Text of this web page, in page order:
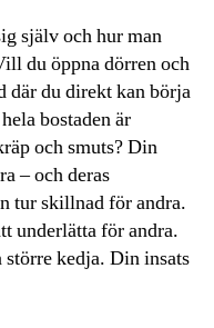
själv och hur man
du öppna dörren och
där du direkt kan börja
bostaden är
och smuts? Din
– och deras
tur skillnad för andra.
underlätta för andra.
kedja. Din insats